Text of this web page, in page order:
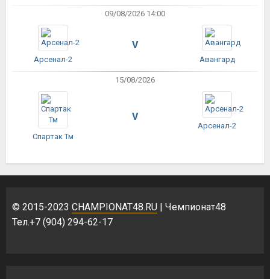
09/08/2026 14:00
Арсенал-2
V
Авангард
15/08/2026
Спартак Тм
V
Арсенал-2
© 2015-2023 CHAMPIONAT48.RU | Чемпионат48
Тел.+7 (904) 294-62-17